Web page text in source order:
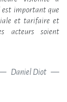
est important que
et tarifaire et
acteurs soient
Daniel Diot